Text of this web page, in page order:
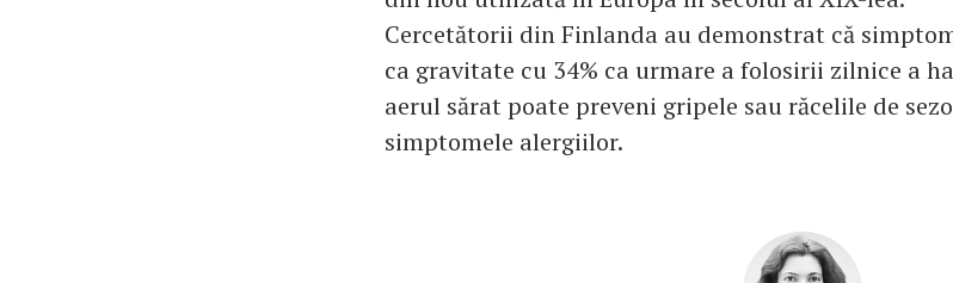
Cercetătorii din Finlanda au demonstrat că
ca gravitate cu 34% ca urmare a folosirii zilnice a
aerul sărat poate preveni gripele sau răcelile de
simptomele alergiilor.